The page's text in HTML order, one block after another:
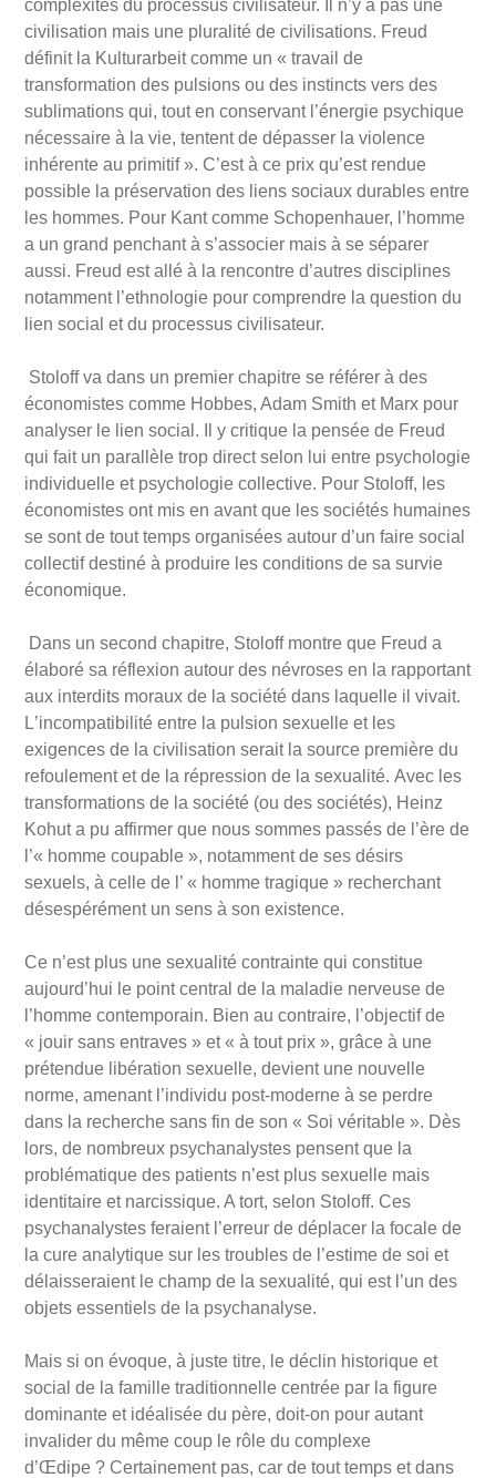
complexités du processus civilisateur. Il n’y a pas une
civilisation mais une pluralité de civilisations. Freud
définit la Kulturarbeit comme un « travail de
transformation des pulsions ou des instincts vers des
sublimations qui, tout en conservant l’énergie psychique
nécessaire à la vie, tentent de dépasser la violence
inhérente au primitif». C’est à ce prix qu’est rendue
possible la préservation des liens sociaux durables entre
les hommes. Pour Kant comme Schopenhauer, l ’homme
a un grand penchant à s’associer mais à se séparer
aussi. Freud est allé à la rencontre d’autres disciplines
notamment l ’ethnologie pour comprendre la question du
lien social et du processus civilisateur.
Stoloff va dans un premier chapitre se référer à des
économistes comme Hobbes, Adam Smith et Marx pour
analyser le lien social.
Il y critique la pensée de Freud
qui fait un parallèle trop direct selon lui entre psychologie
individuelle et psychologie collective. Pour Stoloff, les
économistes ont mis en avant que les sociétés humaines
se sont de tout temps organisées autour d’un faire social
collectif destiné à produire les conditions de sa survie
économique.
Dans un second chapitre, Stoloff montre que Freud a
é laboré sa réflexion autour des névroses en la rapportant
aux interdits moraux de la société dans laquelle il vivait.
L’incompatibilité entre la pulsion sexuelle et les
exigences de la civilisation serait la source première du
refoulement et de la répression de la sexualité. Avec les
transformations de la société (ou des sociétés), Heinz
Kohut a pu affirmer que nous sommes passés de l’ère de
’« homme coupable », notamment de ses désirs
sexuels, à celle de l ’ « homme tragique » recherchant
désespérément un sens à son existence.
Ce n’est plus une sexualité contrainte qui constitue
aujourd’hui le point central de la maladie nerveuse de
’homme contemporain. Bien au contraire, l ’objectif de
« jouir sans entraves » et« à tout prix », grâce à une
prétendue libération sexuelle, devient une nouvelle
norme, amenant l ’individu post-moderne à se perdre
dans la recherche sans fin de son « Soi véritable ». Dès
lors, de nombreux psychanalystes pensent que la
problématique des patients n’est plus sexuelle mais
identitaire et narcissique. A tort, selon Stoloff. Ces
psychanalystes feraient l ’erreur de déplacer la focale de
la cure analytique sur les troubles de l ’estime de soi et
délaisseraient le champ de la sexualité, qui est l ’un des
objets essentiels de la psychanalyse.
Mais si on évoque, à juste titre, le déclin historique et
social de la famille traditionnelle centrée par la figure
dominante et idéalisée du père, doit-on pour autant
invalider du même coup le rô le du complexe
d’Œdipe ? Certainement pas, car de tout temps et dans